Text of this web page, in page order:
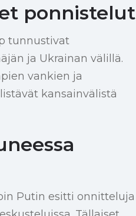
ponnistelut
tunnustivat
ja Ukrainan välillä.
vankien ja
kansainvälistä
Putin esitti onnitteluja